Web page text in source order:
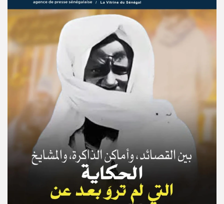
© Copyright 2025, APS